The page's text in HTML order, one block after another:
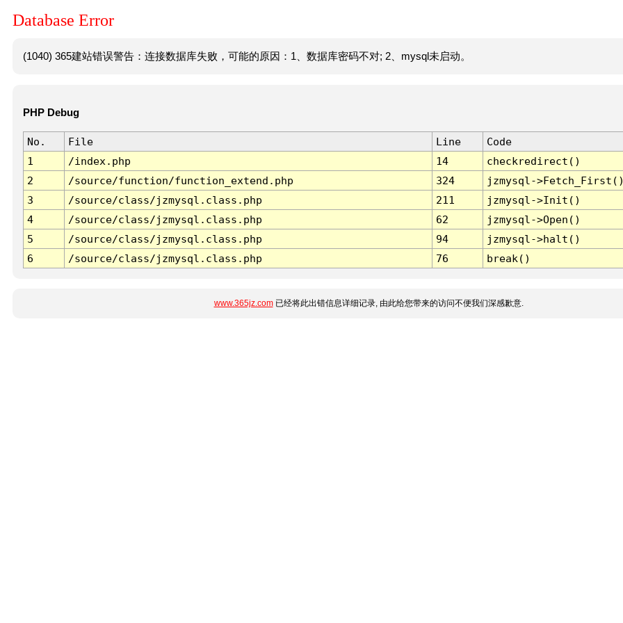
Database Error
(1040) 365建站错误警告：连接数据库失败，可能的原因：1、数据库密码不对; 2、mysql未启动。
PHP Debug
No. File Line
Code
1
/index.php 14
checkredirect()
2
/source/function/function_extend.php 324
jzmysql-
3
/source/class/jzmysql.class.php 211
jzmysql->Init()
4
/source/class/jzmysql.class.php 62
jzmysql->Open()
5
/source/class/jzmysql.class.php 94
jzmysql->halt()
6
/source/class/jzmysql.class.php 76 break()
www.365jz.com已经将此出错信息详细记录, 由此给您带来的访问不便我们深感歉意.